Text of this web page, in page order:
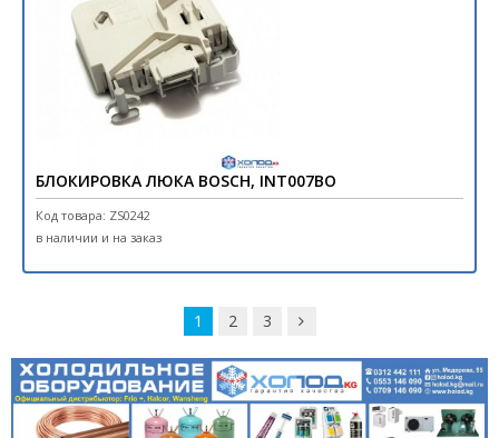
БЛОКИРОВКА ЛЮКА BOSCH, INT007BO
Код товара: ZS0242
в наличии и на заказ
1 2 3